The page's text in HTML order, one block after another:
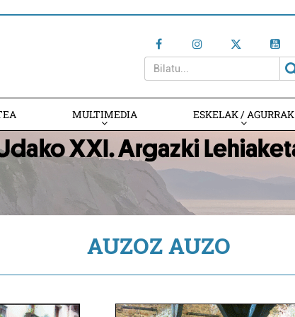
MULTIMEDIA ESKELAK / AGURRAK
AUZOZ AUZO